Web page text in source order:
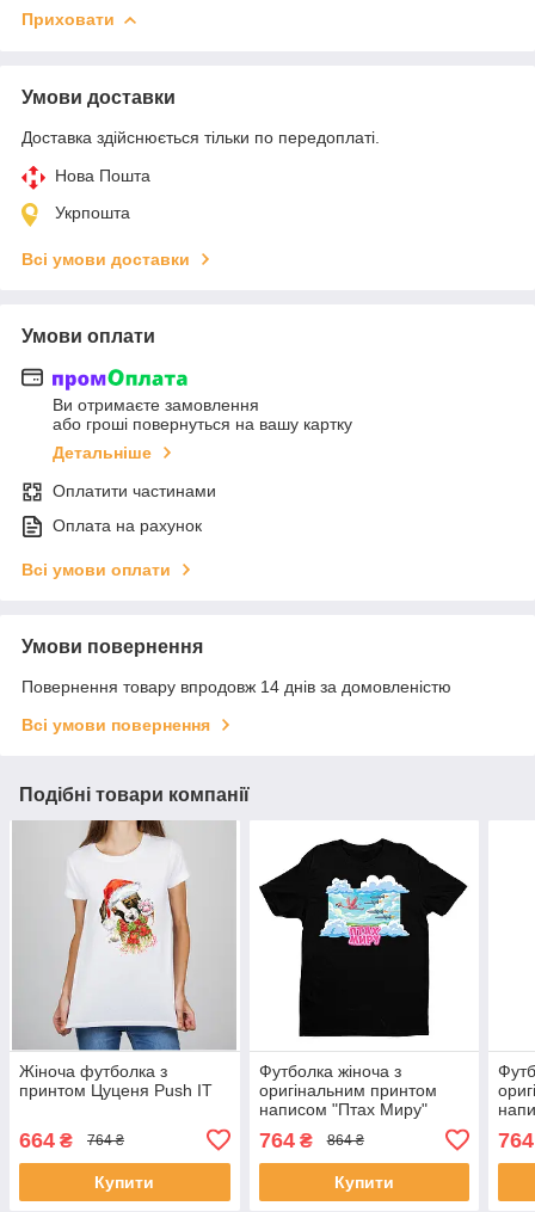
Приховати
Умови доставки
Доставка здійснюється тільки по передоплаті.
Нова Пошта
Укрпошта
Всі умови доставки
Умови оплати
Ви отримаєте замовлення
або гроші повернуться на вашу картку
Детальніше
Оплатити частинами
Оплата на рахунок
Всі умови оплати
Умови повернення
Повернення товару впродовж 14 днів за домовленістю
Всі умови повернення
Подібні товари компанії
Жіноча футболка з
принтом Цуценя Push IT
664 ₴ 764 ₴
Купити
Футболка жіноча з
оригінальним принтом
написом "Птах Миру"
764₴ 864 ₴
Купити
764